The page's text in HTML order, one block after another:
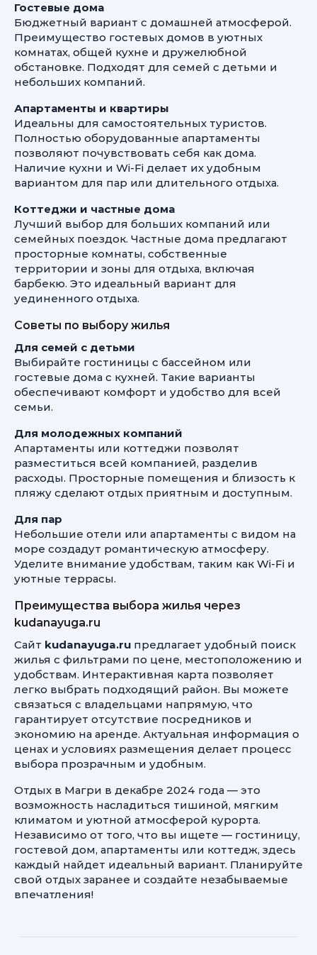
Гостевые дома
Бюджетный вариант с домашней атмосферой.
Преимущество гостевых домов в уютных
комнатах, общей кухне и дружелюбной
обстановке. Подходят для семей с детьми и
небольших компаний.
Апартаменты и квартиры
Идеальны для самостоятельных туристов.
Полностью оборудованные апартаменты
позволяют почувствовать себя как дома.
Наличие кухни и Wi-Fi делает их удобным
вариантом для пар или длительного отдыха.
Коттеджи и частные дома
Лучший выбор для больших компаний или
семейных поездок. Частные дома предлагают
просторные комнаты, собственные
территории и зоны для отдыха, включая
барбекю. Это идеальный вариант для
уединенного отдыха.
Советы по выбору жилья
Для семей с детьми
Выбирайте гостиницы с бассейном или
гостевые дома с кухней. Такие варианты
обеспечивают комфорт и удобство для всей
семьи.
Для молодежных компаний
Апартаменты или коттеджи позволят
разместиться всей компанией, разделив
расходы. Просторные помещения и близость к
пляжу сделают отдых приятным и доступным.
Для пар
Небольшие отели или апартаменты с видом на
море создадут романтическую атмосферу.
Уделите внимание удобствам, таким как Wi-Fi и
уютные террасы.
Преимущества выбора жилья через
kudanayuga.ru
Сайт kudanayuga.ru предлагает удобный поиск
жилья с фильтрами по цене, местоположению и
удобствам. Интерактивная карта позволяет
легко выбрать подходящий район. Вы можете
связаться с владельцами напрямую, что
гарантирует отсутствие посредников и
экономию на аренде. Актуальная информация о
ценах и условиях размещения делает процесс
выбора прозрачным и удобным.
Отдых в Магри в декабре 2024 года — это
возможность насладиться тишиной, мягким
климатом и уютной атмосферой курорта.
Независимо от того, что вы ищете — гостиницу,
гостевой дом, апартаменты или коттедж, здесь
каждый найдет идеальный вариант. Планируйте
свой отдых заранее и создайте незабываемые
впечатления!